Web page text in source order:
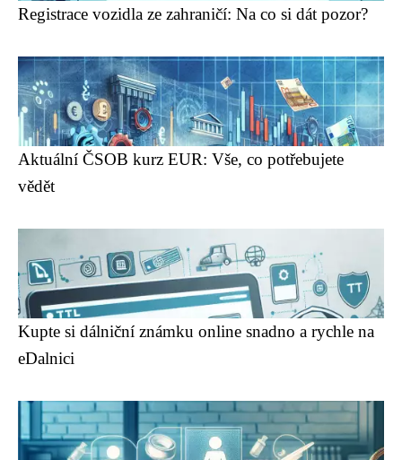
Registrace vozidla ze zahraničí: Na co si dát pozor?
Aktuální ČSOB kurz EUR: Vše, co potřebujete
vědět
Kupte si dálniční známku online snadno a rychle na
eDalnici